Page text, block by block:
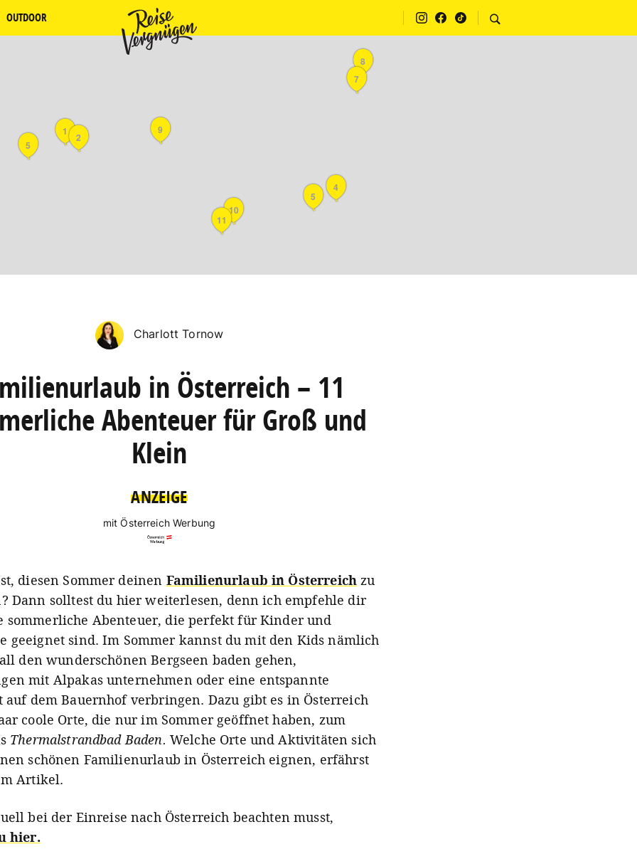
OUTDOOR
1
5
5
4
7
10
11
8
9
2
Charlott Tornow
in Österreich – 11
Abenteuer für Groß und
Klein
ANZEIGE
mit Österreich Werbung
diesen Sommer deinen Familienurlaub in Österreich zu
Dann solltest du hier weiterlesen, denn ich empfehle dir
sommerliche Abenteuer, die perfekt für Kinder und
geeignet sind. Im Sommer kannst du mit den Kids nämlich
den wunderschönen Bergseen baden gehen,
mit Alpakas unternehmen oder eine entspannte
auf dem Bauernhof verbringen. Dazu gibt es in Österreich
coole Orte, die nur im Sommer geöffnet haben, zum
Thermalstrandbad Baden. Welche Orte und Aktivitäten sich
schönen Familienurlaub in Österreich eignen, erfährst
Artikel.
bei der Einreise nach Österreich beachten musst,
hier.